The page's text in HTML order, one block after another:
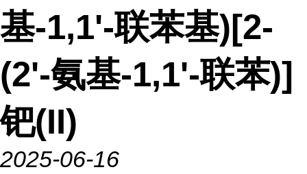
基-1,1'-联苯基)[2-
(2'-氨基-1,1'-联苯)]
钯(II)
2025-06-16